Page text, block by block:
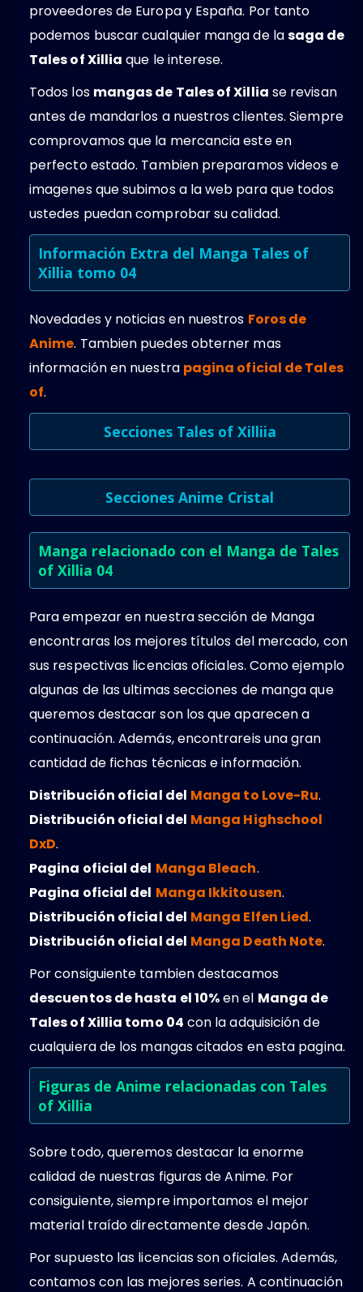
proveedores de Europa y España. Por tanto
podemos buscar cualquier manga de lasaga de
Tales of Xillia que le interese.
Todos los mangas de Tales of Xillia se revisan
antes de mandarlos a nuestros clientes. Siempre
comprovamos que la mercancia este en
perfecto estado. Tambien preparamos videos e
imagenes que subimos a la web para que todos
ustedes puedan comprobar su calidad.
Información Extra del Manga Tales of
Xillia tomo 04
Novedades y noticias en nuestros Foros de
Anime. Tambien puedes obterner mas
información en nuestra pagina oficial de Tales
of.
Secciones Tales of Xilliia
Secciones Anime Cristal
Manga relacionado con el Manga de Tales
of Xillia 04
Para empezar en nuestra sección de Manga
encontraras los mejores títulos del mercado, con
sus respectivas licencias oficiales. Como ejemplo
algunas de las ultimas secciones de manga que
queremos destacar son los que aparecen a
continuación. Además, encontrareis una gran
cantidad de fichas técnicas e información.
Distribución oficial del Manga to Love-Ru.
Distribución oficial del Manga Highschool
DxD.
Pagina oficial del Manga Bleach.
Pagina oficial del Manga Ikkitousen.
Distribución oficial del Manga Elfen Lied.
Distribución oficial del Manga Death Note.
Por consiguiente tambien destacamos
descuentos de hasta el 10%en el Manga de
Tales of Xillia tomo 04 con la adquisición de
cualquiera de los mangas citados en esta pagina.
Figuras de Anime relacionadas con Tales
of Xillia
Sobre todo, queremos destacar la enorme
calidad de nuestras figuras de Anime. Por
consiguiente, siempre importamos el mejor
material traído directamente desde Japón.
Por supuesto las licencias son oficiales. Además,
contamos con las mejores series. A continuación